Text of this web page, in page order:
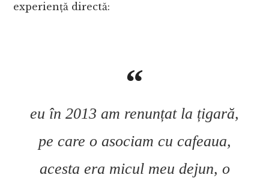
experiență directă:
eu în 2013 am renunțat la țigară,
pe care o asociam cu cafeaua,
acesta era micul meu dejun, o